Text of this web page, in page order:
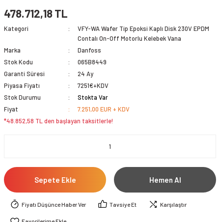
478.712,18 TL
Kategori
VFY-WA Wafer Tip Epoksi Kaplı Disk 230V EPDM
Contalı On-Off Motorlu Kelebek Vana
Marka
Danfoss
Stok Kodu
065B8449
Garanti Süresi
24 Ay
Piyasa Fiyatı
7251€+KDV
Stok Durumu
Stokta Var
Fiyat
7.251,00 EUR + KDV
*48.852,58 TL den başlayan taksitlerle!
Sepete Ekle Hemen Al
Fiyatı Düşünce Haber Ver Tavsiye Et Karşılaştır